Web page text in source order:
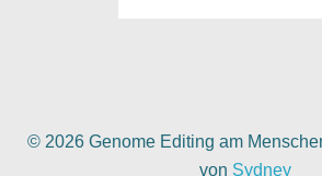
© 2026 Genome Editing am
von Sydney